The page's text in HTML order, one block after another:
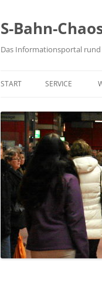
S-Bahn-
Das Informationsportal
START SERVICE